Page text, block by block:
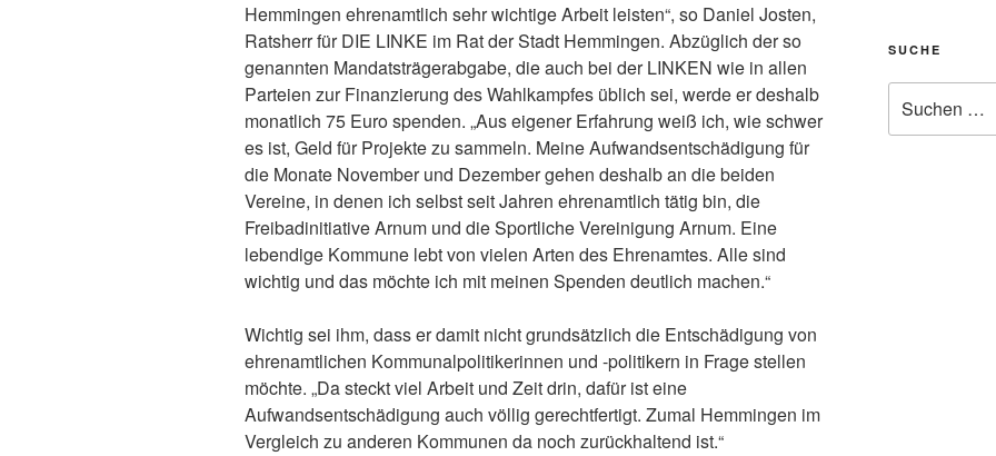
Hemmingen ehrenamtlich sehr wichtige Arbeit leisten“, so Daniel Josten,
Ratsherr für DIE LINKE im Rat der Stadt Hemmingen. Abzüglich der so
genannten Mandatsträgerabgabe, die auch bei der LINKEN wie in allen
Parteien zur Finanzierung des Wahlkampfes üblich sei, werde er deshalb
monatlich 75 Euro spenden. „Aus eigener Erfahrung weiß ich, wie schwer
es ist, Geld für Projekte zu sammeln. Meine Aufwandsentschädigung für
die Monate November und Dezember gehen deshalb an die beiden
Vereine, in denen ich selbst seit Jahren ehrenamtlich tätig bin, die
Freibadinitiative Arnum und die Sportliche Vereinigung Arnum. Eine
lebendige Kommune lebt von vielen Arten des Ehrenamtes. Alle sind
wichtig und das möchte ich mit meinen Spenden deutlich machen.“
Wichtig sei ihm, dass er damit nicht grundsätzlich die Entschädigung von
ehrenamtlichen Kommunalpolitikerinnen und -politikern in Frage stellen
möchte. „Da steckt viel Arbeit und Zeit drin, dafür ist eine
Aufwandsentschädigung auch völlig gerechtfertigt. Zumal Hemmingen im
Vergleich zu anderen Kommunen da noch zurückhaltend ist.“
SUCHE
nach: